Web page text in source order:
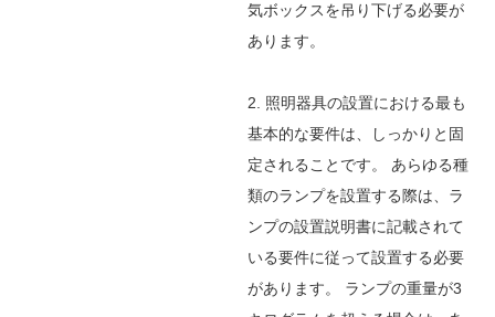
気ボックスを吊り下げる必要が
あります。
2. 照明器具の設置における最も
基本的な要件は、しっかりと固
定されることです。
あらゆる種
類のランプを設置する際は、ラ
ンプの設置説明書に記載されて
いる要件に従って設置する必要
があります。
ランプの重量が3